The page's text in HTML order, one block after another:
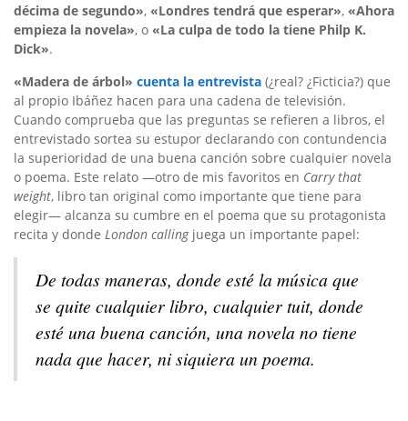
décima de segundo», «Londres tendrá que esperar», «Ahora
empieza la novela», o «La culpa de todo la tiene Philp K.
Dick».
«Madera de árbol» cuenta la entrevista (¿real? ¿Ficticia?) que
al propio Ibáñez hacen para una cadena de televisión.
Cuando comprueba que las preguntas se refieren a libros, el
entrevistado sortea su estupor declarando con contundencia
la superioridad de una buena canción sobre cualquier novela
o poema. Este relato —otro de mis favoritos en Carry that
weight, libro tan original como importante que tiene para
elegir— alcanza su cumbre en el poema que su protagonista
recita y donde London callingjuega un importante papel:
De todas maneras, donde esté la música que
se quite cualquier libro, cualquier tuit, donde
esté una buena canción, una novela no tiene
nada que hacer, ni siquiera un poema.